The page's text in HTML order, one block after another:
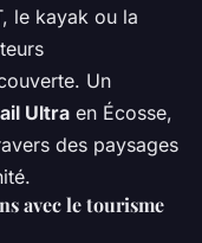
le kayak ou la
Un
Ultra en Écosse,
des paysages
avec le tourisme